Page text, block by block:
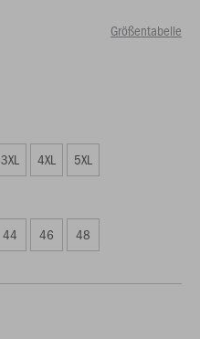
Größentabelle
3XL 4XL 5XL
44 46 48